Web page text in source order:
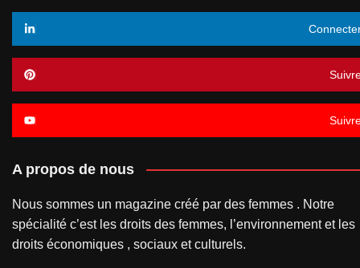
A propos de nous
Nous sommes un magazine créé par des femmes . Notre
spécialité c’est les droits des femmes, l’environnement et les
droits économiques , sociaux et culturels.